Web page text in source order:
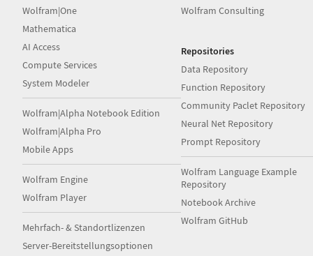
Wolfram|One
Mathematica
AI Access
Compute Services
System Modeler
Wolfram|Alpha Notebook Edition
Wolfram|Alpha Pro
Mobile Apps
Wolfram Engine
Wolfram Player
Mehrfach- & Standortlizenzen
Server-Bereitstellungsoptionen
Wolfram Consulting
Repositories
Data Repository
Function Repository
Community Paclet Repository
Neural Net Repository
Prompt Repository
Wolfram Language Example
Repository
Notebook Archive
Wolfram GitHub